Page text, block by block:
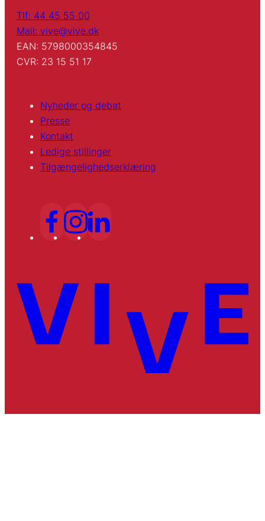
Tlf: 44 45 55 00
Mail: vive@vive.dk
EAN: 5798000354845
CVR: 23 15 51 17
Nyheder og debat
Presse
Kontakt
Ledige stillinger
Tilgængelighedserklæring